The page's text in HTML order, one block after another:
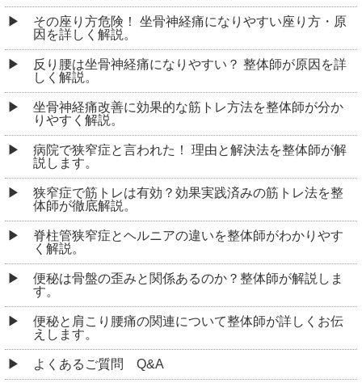
その座り方危険！ 坐骨神経痛になりやすい座り方・原
因を詳しく解説。
反り腰は坐骨神経痛になりやすい？ 整体師が原因を詳
しく解説。
坐骨神経痛改善に効果的な筋トレ方法を整体師が分か
りやすく解説。
病院で狭窄症と言われた！ 理由と解決法を整体師が解
説します。
狭窄症で筋トレは有効？効果実践済みの筋トレ法を整
体師が徹底解説。
脊柱管狭窄症とヘルニアの違いを整体師がわかりやす
く解説。
便秘は骨盤の歪みと関係あるのか？整体師が解説しま
す。
便秘と肩こり腰痛の関連について整体師が詳しくお伝
えします。
よくあるご質問 Q&A